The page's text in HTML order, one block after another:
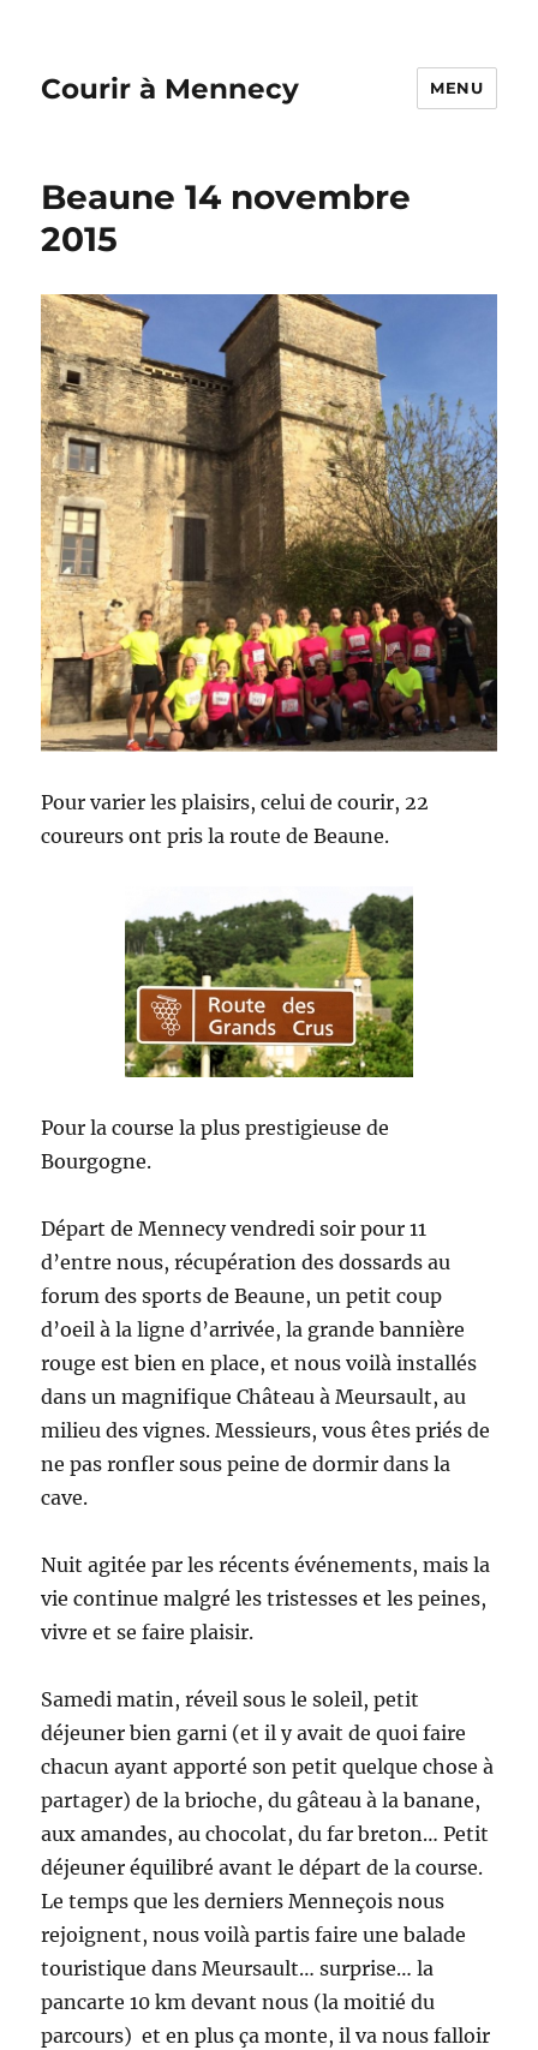
Courir à Mennecy MENU
Beaune 14 novembre
2015
Pour varier les plaisirs, celui de courir, 22
coureurs ont pris la route de Beaune.
Pour la course la plus prestigieuse de
Bourgogne.
Départ de Mennecy vendredi soir pour 11
d’entre nous, récupération des dossards au
forum des sports de Beaune, un petit coup
d’oeil à la ligne d’arrivée, la grande bannière
rouge est bien en place, et nous voilà installés
dans un magnifique Château à Meursault, au
milieu des vignes. Messieurs, vous êtes priés de
ne pas ronfler sous peine de dormir dans la
cave.
Nuit agitée par les récents événements, mais la
vie continue malgré les tristesses et les peines,
vivre et se faire plaisir.
Samedi matin, réveil sous le soleil, petit
déjeuner bien garni (et il y avait de quoi faire
chacun ayant apporté son petit quelque chose à
partager) de la brioche, du gâteau à la banane,
aux amandes, au chocolat, du far breton… Petit
déjeuner équilibré avant le départ de la course.
Le temps que les derniers Menneçois nous
rejoignent, nous voilà partis faire une balade
touristique dans Meursault… surprise… la
pancarte 10 km devant nous (la moitié du
parcours) et en plus ça monte, il va nous falloir